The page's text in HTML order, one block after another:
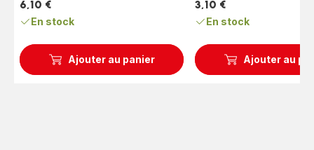
Ajouter au panier
Prix
6,10 €
En stock
Ajouter au
Prix
3,10 €
En stock